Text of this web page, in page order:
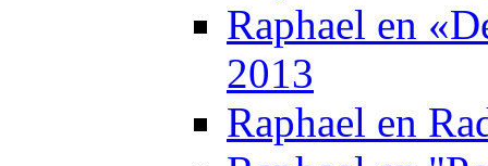
Raphael en
2013
Raphael en